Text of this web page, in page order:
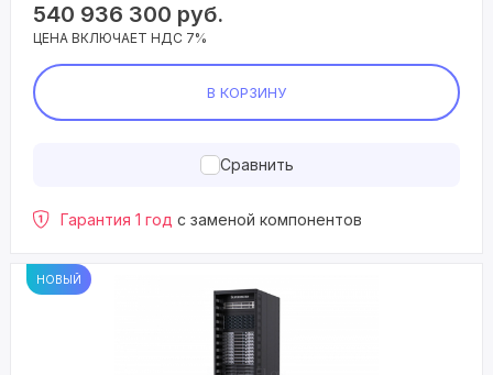
540 936 300 руб.
ЦЕНА ВКЛЮЧАЕТ НДС 7%
В КОРЗИНУ
Сравнить
Гарантия 1 год с заменой компонентов
НОВЫЙ